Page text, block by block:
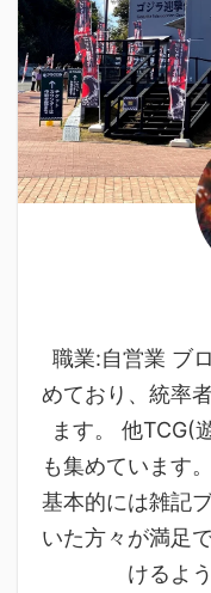
職業:自営業 ブ
めており、統率
ます。 他TCG(
も集めています
基本的には雑記
いた方々が満足
けるよ